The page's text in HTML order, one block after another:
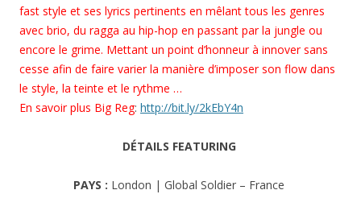
fast style et ses lyrics pertinents en mêlant tous les genres
avec brio, du ragga au hip-hop en passant par la jungle ou
encore le grime. Mettant un point d’honneur à innover sans
cesse afin de faire varier la manière d’imposer son flow dans
le style, la teinte et le rythme …
En savoir plus Big Reg: http://bit.ly/2kEbY4n
DÉTAILS FEATURING
PAYS : London | Global Soldier – France